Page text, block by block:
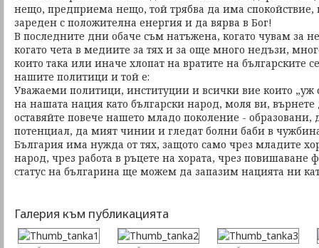
нещо, предприема нещо, той трябва да има
зареден с положителна енергия и да вярва в Бог!
В последните дни обаче съм натъжена, когато чувам за
когато чета в медиите за тях и за още много недъзи,
които така или иначе хлопат на вратите на българските
нашите политици и той е:
Уважаеми политици, институции и всички вие които „уж
на нашата нация като български народ, моля ви,
оставяйте повече нашето младо поколение - образовани,
потенциал, да мият чинии и гледат болни баби в
България има нужда от тях, защото само чрез младите
народ, чрез работа в ръцете на хората, чрез повишаване
статус на българина ще можем да запазим нацията ни
Галерия към публикацията